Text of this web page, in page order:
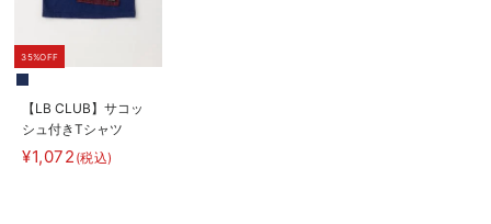
35%OFF
【LB CLUB】サコッ
シュ付きTシャツ
¥1,072 (税込)